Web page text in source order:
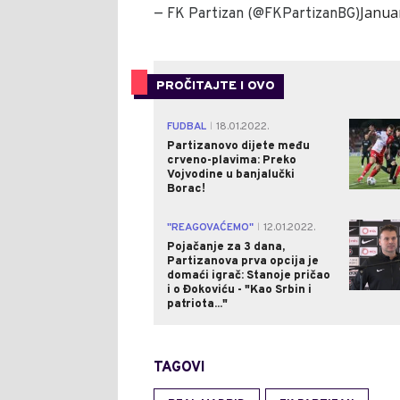
— FK Partizan (@FKPartizanBG)
PROČITAJTE I OVO
FUDBAL
18.01.2022.
Partizanovo dijete među
crveno-plavima: Preko
Vojvodine u banjalučki
Borac!
"REAGOVAĆEMO"
12.01.2022.
Pojačanje za 3 dana,
Partizanova prva opcija je
domaći igrač: Stanoje pričao
i o Đokoviću - "Kao Srbin i
patriota..."
TAGOVI